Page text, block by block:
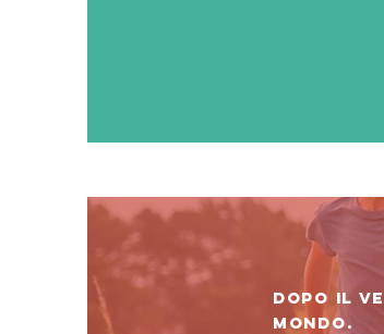
Dopo il
mondo.